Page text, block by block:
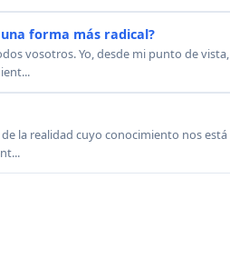
forma más radical?
vosotros. Yo, desde mi punto de vista,
la realidad cuyo conocimiento nos está